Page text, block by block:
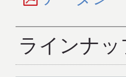
ラインナッ